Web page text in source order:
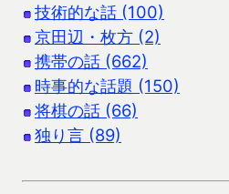
技術的な話 (100)
京田辺・枚方 (2)
携帯の話 (662)
時事的な話題 (150)
将棋の話 (66)
独り言 (89)